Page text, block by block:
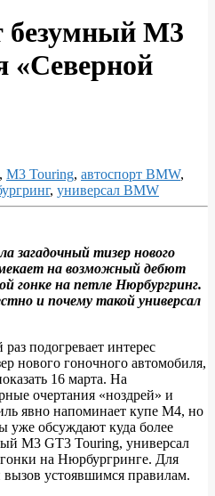
безумный M3
«Северной
, M3 Touring, автоспорт BMW,
, универсал BMW
загадочный тизер нового
на возможный дебют
гонке на петле Нюрбургринг.
и почему такой универсал
подогревает интерес
нового гоночного автомобиля,
16 марта. На
очертания «ноздрей» и
явно напоминает купе M4, но
уже обсуждают куда более
M3 GT3 Touring, универсал
гонки на Нюрбургринге. Для
устоявшимся правилам.